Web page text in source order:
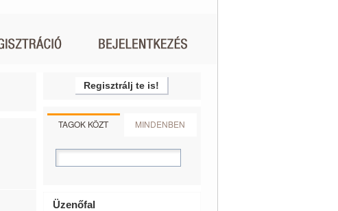
Regisztrálj te is!
TAGOK KÖZT MINDENBEN
Üzenőfal